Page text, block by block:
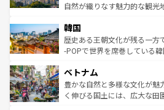
ク、伝統的なフラダンスなど
ワイを、存分に味わってほしい。 なお、新着のハワ
はコンテンツ一覧を参照して
ど、見どころがたくさん。ま
いる。アクティビティも充実
ビング、ハイキングなど、ア
い。オーストラリアの多彩な
参照してほしい。
自然が織りなす魅力的な観光
ン）、静ひつな山岳地帯であ
と山間の静けさが共存してお
驚きをもたらしてくれる。ま
容にもいいと評判のスイーツ
が味わえる。 なお、新着
照してほしい。
韓国
歴史ある王朝文化が残る一方
-POPで世界を席巻している
き、地方に足を延ばせば四季
できる。そして、キムチや焼
まで、さまざまな韓国料理が
ベトナム
豊かな自然と多様な文化が魅
く伸びる国土には、広大な田